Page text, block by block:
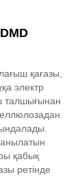
қағазы,
электр
талшығынан
қабық
ретінде